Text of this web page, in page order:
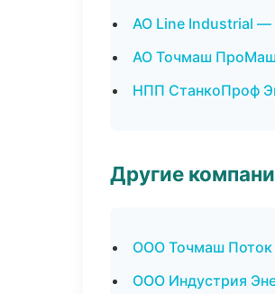
АО Line Industrial
АО Точмаш
НПП СтанкоПроф
Другие
ООО Точмаш Поток
ООО Индустрия